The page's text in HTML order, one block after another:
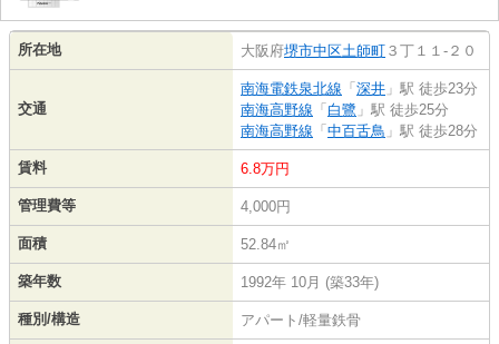
所在地 大阪府堺市中区土師町 ３丁１１-２０
交通
南海電鉄泉北線 「 深井 」駅 徒歩23分
南海高野線 「 白鷺 」駅 徒歩25分
南海高野線 「 中百舌鳥 」駅 徒歩28分
賃料 6.8万円
管理費等 4,000円
面積 52.84㎡
築年数 1992年 10月 (築33年)
種別/構造 アパート/軽量鉄骨